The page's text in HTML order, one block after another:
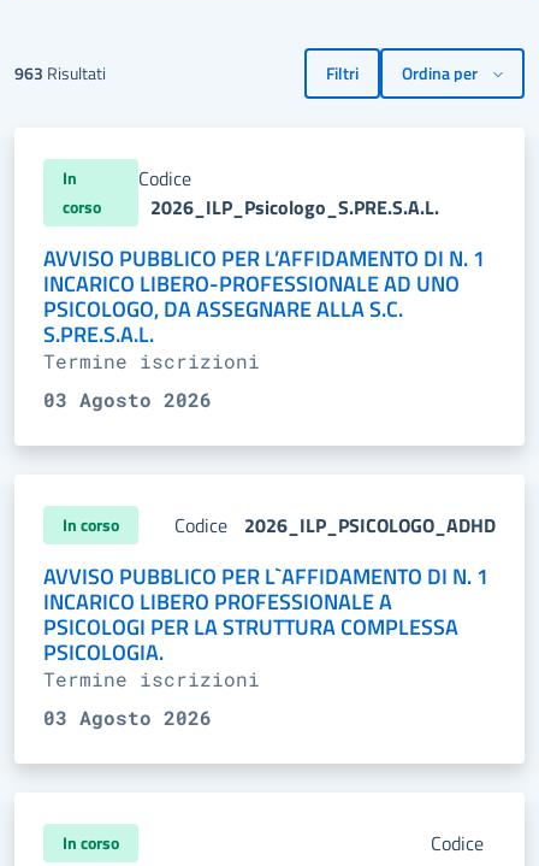
963 Risultati Filtri
In
corso
Codice
2026_ILP_Psicologo_S.PRE.S.A.L.
AVVISO PUBBLICO PER L’AFFIDAMENTO DI N. 1
INCARICO LIBERO-PROFESSIONALE AD UNO
PSICOLOGO, DA ASSEGNARE ALLA S.C.
S.PRE.S.A.L.
Termine iscrizioni
03 Agosto 2026
In corso Codice 2026_ILP_PSICOLOGO_ADHD
AVVISO PUBBLICO PER L`AFFIDAMENTO DI N. 1
INCARICO LIBERO PROFESSIONALE A
PSICOLOGI PER LA STRUTTURA COMPLESSA
PSICOLOGIA.
Termine iscrizioni
03 Agosto 2026
In corso Codice